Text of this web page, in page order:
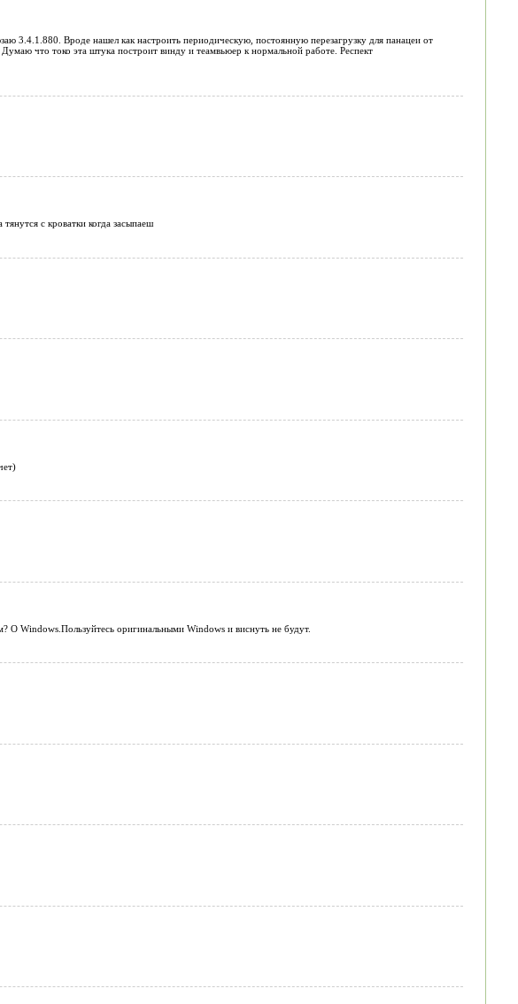
3.4.1.880. Вроде нашел как настроить периодическую, постоянную перезагрузку для панацеи от
что токо эта штука построит винду и теамвьюер к нормальной работе. Респект
с кроватки когда засыпаеш
Windows.Пользуйтесь оригинальными Windows и виснуть не будут.